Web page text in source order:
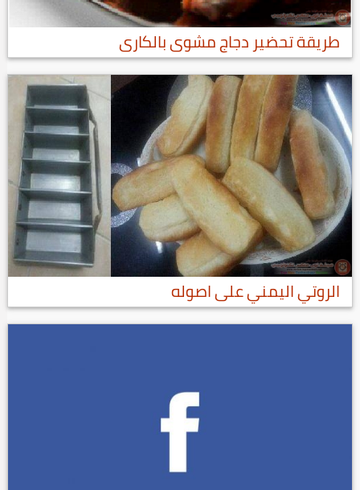
طريقة تحضير دجاج مشوى بالكارى
الروتي اليمني على اصوله